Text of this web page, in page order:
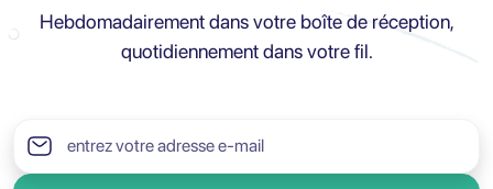
Hebdomadairement dans votre boîte de réception,
quotidiennement dans votre fil.